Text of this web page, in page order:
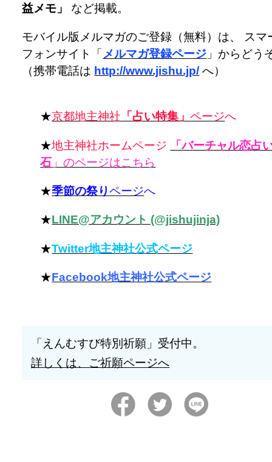
益メモ」
など掲載。
モバイル版メルマガのご登録（無料）は、 スマ
フォンサイト「 メルマガ登録ページ 」からどう
（携帯電話は http://www.jishu.jp/ へ）
★京都地主神社 「占い特集」ページへ
★地主神社ホームページ
「バーチャル恋占
石 」のページはこちら
★季節の祭りページへ
★LINE@アカウント (@jishujinja)
★Twitter地主神社公式ページ
★Facebook地主神社公式ページ
「えんむすび特別祈願」受付中。
詳しくは、ご祈願ページへ